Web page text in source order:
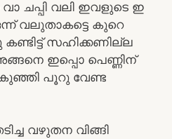
വാ ചപ്പി വലി ഇവളുടെ ഇ
വലുതാകട്ടെ കുറെ
സഹിക്കണില്ല
ഇപ്പൊ പെണ്ണിന്
പൂറു വേണ്ട
വഴുതന വിങ്ങി